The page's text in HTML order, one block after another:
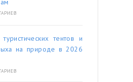
тентов и
на природе в 2026